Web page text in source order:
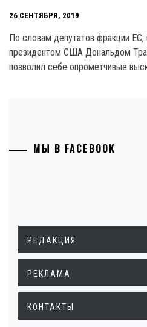
26 СЕНТЯБРЯ, 2019
По словам депутатов фракции
президентом США Дональдом
позволил себе опрометчивые
МЫ В FACEBOOK
РЕДАКЦИЯ
РЕКЛАМА
КОНТАКТЫ